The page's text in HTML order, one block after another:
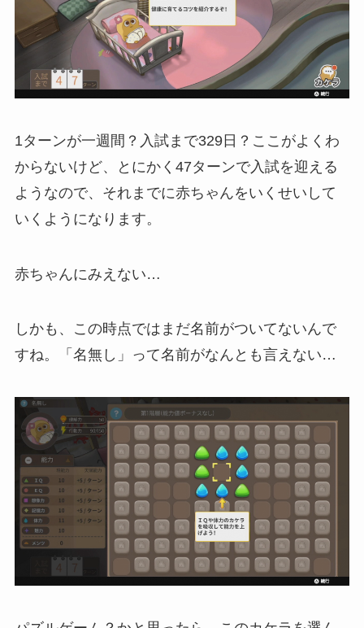
1ターンが一週間？入試まで329日？ここがよくわ
からないけど、とにかく47ターンで入試を迎える
ようなので、それまでに赤ちゃんをいくせいして
いくようになります。
赤ちゃんにみえない…
しかも、この時点ではまだ名前がついてないんで
すね。「名無し」って名前がなんとも言えない…